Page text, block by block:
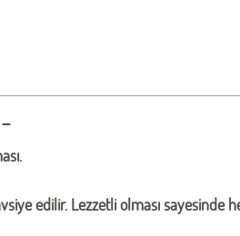
edilir. Lezzetli olması sayesinde